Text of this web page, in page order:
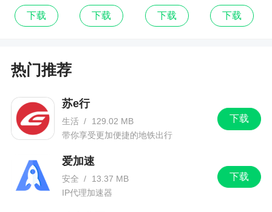
下载 下载 下载 下载
热门推荐
下载
苏e行
生活 /
129.02 MB
带你享受更加便捷的地铁出行
下载
爱加速
安全 /
13.37 MB
IP代理加速器